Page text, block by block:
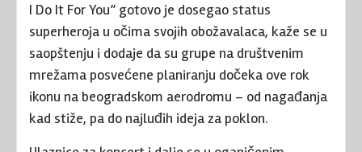
I Do It For You” gotovo je dosegao status
superheroja u očima svojih obožavalaca, kaže se u
saopštenju i dodaje da su grupe na društvenim
mrežama posvećene planiranju dočeka ove rok
ikonu na beogradskom aerodromu – od nagađanja
kad stiže, pa do najluđih ideja za poklon.